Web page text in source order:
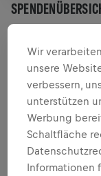
$ 0,00
SPENDENAKTION
Deine Spende
fließen in die
VERGANGENE
Wir
unsere
verbessern,
unterstützen
Werbung
Schaltfläche
Informationen